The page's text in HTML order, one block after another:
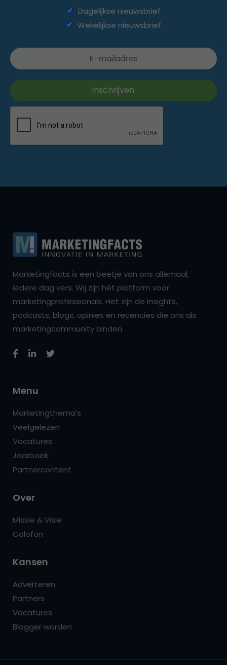
Dagelijkse nieuwsbrief
Wekelijkse nieuwsbrief
Marketingfacts is een beetje van ons allemaal,
iedere dag vers. Wij zijn hét platform voor
marketingprofessionals. Het zijn de insights,
podcasts, blogs, opinies en recencies die ons als
marketingcommunity binden.
Menu
Marketingthema’s
Veelgelezen
Vacatures
Jaarboek
Partnercontent
Over
Missie & Visie
Colofon
Kansen
Adverteren
Partners
Vacatures
Blogger worden